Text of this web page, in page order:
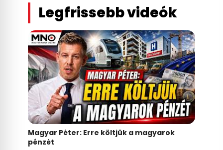
Legfrissebb videók
Magyar Péter: Erre költjük a magyarok
pénzét